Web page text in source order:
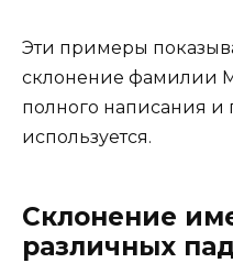
Эти примеры
склонение фамилии
полного написания и
используется.
Склонение
различных